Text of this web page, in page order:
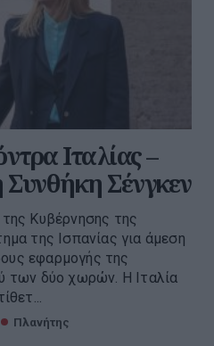
Ιταλίας –
Συνθήκη Σένγκεν
Κυβέρνησης της
της Ισπανίας για άμεση
εφαρμογής της
των δύο χωρών. Η Ιταλία
Πλανήτης